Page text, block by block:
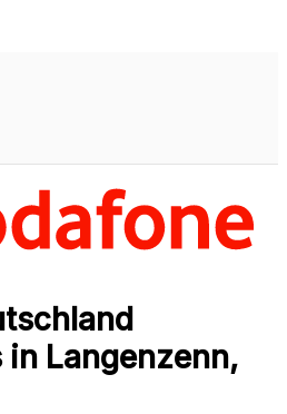
Langenzenn,